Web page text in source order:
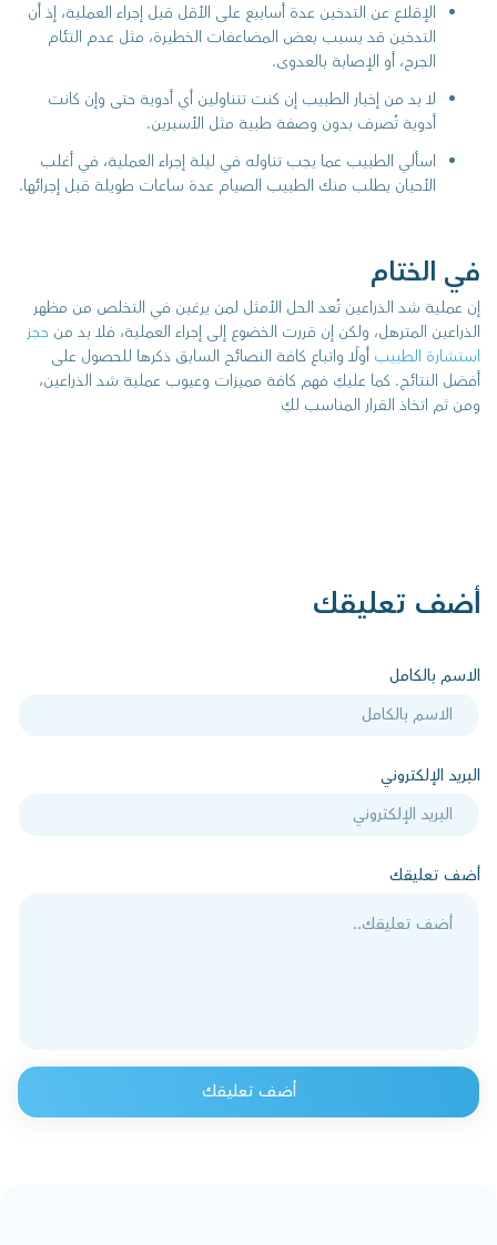
الإقلاع عن التدخين عدة أسابيع على الأقل قبل إجراء العملية، إذ أن
التدخين قد يسبب بعض المضاعفات الخطيرة، مثل عدم التئام
الجرح، أو الإصابة بالعدوى.
لا بد من إخبار الطبيب إن كنت تتناولين أي أدوية حتى وإن كانت
أدوية تُصرف بدون وصفة طبية مثل الأسبرين.
اسألي الطبيب عما يجب تناوله في ليلة إجراء العملية، في أغلب
الأحيان يطلب منك الطبيب الصيام عدة ساعات طويلة قبل إجرائها.
في الختام
إن عملية شد الذراعين تُعد الحل الأمثل لمن يرغبن في التخلص من مظهر
الذراعين المترهل، ولكن إن قررت الخضوع إلى إجراء العملية، فلا بد من حجز
استشارة الطبيب أولًا واتباع كافة النصائح السابق ذكرها للحصول على
أفضل النتائج. كما عليكِ فهم كافة مميزات وعيوب عملية شد الذراعين،
ومن ثم اتخاذ القرار المناسب لكِ
أضف تعليقك
الاسم بالكامل
البريد الإلكتروني
أضف تعليقك
أضف تعليقك